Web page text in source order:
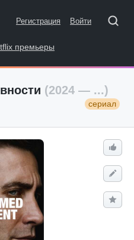
Регистрация Войти
премьеры
(2024 — ...)
сериал